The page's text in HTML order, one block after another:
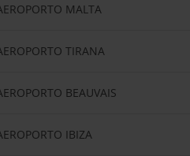
MALTA
TIRANA
BEAUVAIS
IBIZA